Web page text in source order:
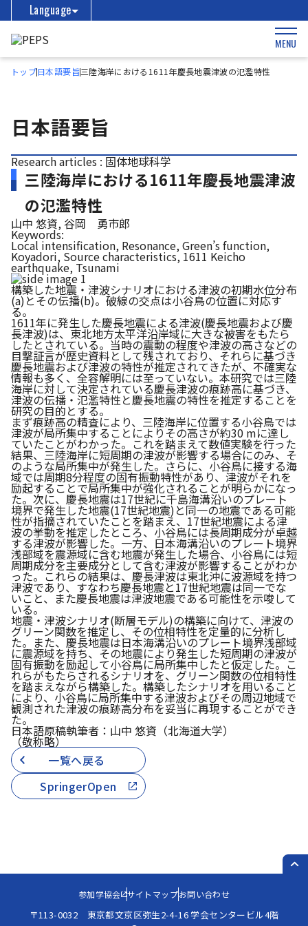
Language
MENU
トップ日本語要旨三陸海岸における1611年慶長地震津波の氾濫特性
日本語要旨
Research articles : 固体地球科学
三陸海岸における1611年慶長地震津波
の氾濫特性
山中 悠資, 谷岡 勇市郎
Keywords:
Local intensification, Resonance, Green’s function,
Koyadori, Source characteristics, 1611 Keicho
earthquake, Tsunami
構築した地震・津波シナリオにおける津波の初期水位分布
(a)とその伝播(b)。破線の交点は小谷鳥の位置に対応す
る。
1611年に発生した慶長地震による津波(慶長地震および慶
長津波)は、東北地方太平洋沿岸域に大きな被害をもたら
したとされている。当時の震動の程度や津波の高さなどの
目撃証言が歴史資料として残されており、それらに基づき
慶長地震および津波の特性が推定されてきたが、不確実な
情報も多く、全容解明には至っていない。本研究では三陸
海岸に対して決定されている慶長津波の痕跡高に基づき、
津波の伝播・氾濫特性と慶長地震の特性を推定することを
研究の目的とする。
まず痕跡高の精査により、三陸海岸に位置する小谷鳥では
津波が局所集中することによりその高さが約30 mに達し
ていたことがわかった。これを踏まえて数値実験を行った
結果、三陸海岸に短周期の津波が影響する場合にのみ、そ
のような局所集中が発生した。さらに、小谷鳥に接する海
域では周期8分程度の固有振動特性があり、津波がそれを
励起することで局所集中が強化されることが明らかになっ
た。次に、慶長地震は17世紀に千島海溝沿いのプレート
境界で発生した地震(17世紀地震)と同一の地震である可能
性が指摘されていたことを踏まえ、17世紀地震による津
波の挙動を推定したところ、小谷鳥には長周期成分が卓越
する津波が影響した。一方、日本海溝沿いのプレート境界
浅部域を震源域に含む地震が発生した場合、小谷鳥には短
周期成分を主要成分として含む津波が影響することがわか
った。これらの結果は、慶長津波は東北沖に波源域を持つ
津波であり、すなわち慶長地震と17世紀地震は同一でな
いこと、また慶長地震は津波地震である可能性を示唆して
いる。
地震・津波シナリオ(断層モデル)の構築に向けて、津波の
グリーン関数を推定し、その位相特性を定量的に分析し
た。また、慶長地震は日本海溝沿いのプレート境界浅部域
に震源域を持ち、その地震により発生した短周期の津波が
固有振動を励起して小谷鳥に局所集中したと仮定した。こ
れらがもたらされるシナリオを、グリーン関数の位相特性
を踏まえながら構築した。構築したシナリオを用いること
により、小谷鳥に局所集中する津波およびその周辺地域で
観測された津波の痕跡高分布を妥当に再現することができ
た。
日本語原稿執筆者：山中 悠資（北海道大学）
（敬称略）
一覧へ戻る
SpringerOpen
参加学協会 サイトマップお問い合わせ
〒113-0032 東京都文京区弥生2-4-16 学会センタービル4階